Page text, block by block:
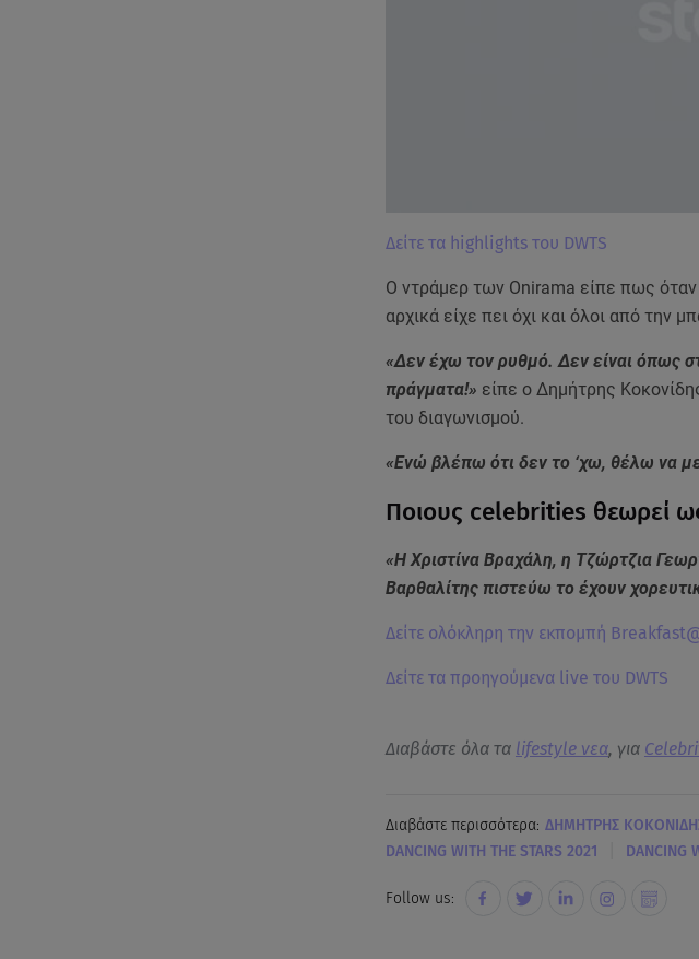
Δείτε τα highlights του DWTS
Ο ντράμερ των Onirama είπε πως
αρχικά είχε πει όχι και όλοι από την
«Δεν έχω τον ρυθμό. Δεν είναι όπως
πράγματα!» είπε ο Δημήτρης
του διαγωνισμού.
«Ενώ βλέπω ότι δεν το ‘χω, θέλω να
Ποιους celebrities θεωρεί
«Η Χριστίνα Βραχάλη, η Τζώρτζια
Βαρθαλίτης πιστεύω το έχουν
Δείτε ολόκληρη την εκπομπή
Δείτε τα προηγούμενα live του DWTS
Διαβάστε όλα τα lifestyle νεα, για
Διαβάστε περισσότερα: ΔΗΜΗΤΡΗΣ
DANCING WITH THE STARS 2021 DANCING
Follow us: